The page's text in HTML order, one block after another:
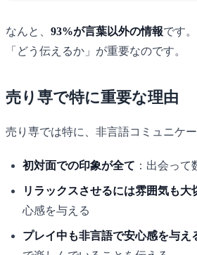
なんと、 93%が言葉以外の情報です
「どう伝えるか」が重要なのです。
売り専で特に重要な理由
売り専では特に、非言語コミュニケ
初対面での印象が全て ：出会っ
リラックスさせるには雰囲気も大
心感を与える
プレイ中も非言語で安心感を与え